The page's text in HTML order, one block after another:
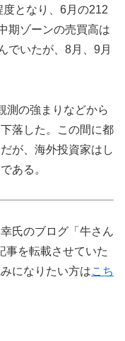
となり、6月の212
期ゾーンの売買高は
でいたが、8月、9月
測の強まりなどから
落した。この間に都
が、海外投資家はし
ある。
氏のブログ「牛さん
事を転載させていた
になりたい方はこち